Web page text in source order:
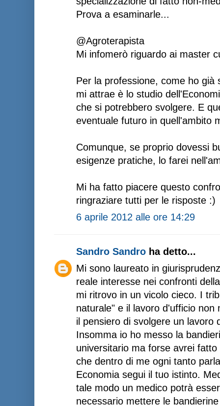
Prova a esaminarle...
@Agroterapista
Mi infomerò riguardo ai master
Per la professione, come ho
mi attrae è lo studio
che si potrebbero svolgere. E
eventuale futuro in quell'ambito
Comunque, se proprio dovessi
esigenze pratiche, lo farei
Mi ha fatto piacere questo
ringraziare tutti per le risposte :)
6 aprile 2012 alle ore 14:29
Sandro Sandro ha detto...
Mi sono laureato in
reale interesse nei confronti
mi ritrovo in un vicolo cieco. I
naturale" e il lavoro d'ufficio
il pensiero di svolgere un lavoro
Insomma io ho messo la
universitario ma forse avrei
che dentro di me ogni tanto
Economia segui il tuo istinto.
tale modo un medico potrà
necessario mettere le